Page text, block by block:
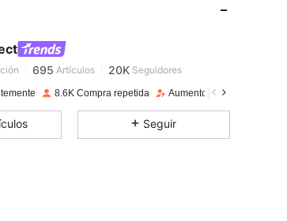
695 Artículos 20K Seguidores
Hace 1 día
695 20K
8.6K Compra repetida Aumento de seguidores
Seguir